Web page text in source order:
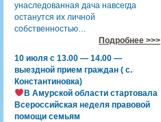
унаследованная дача навсегда
останутся их личной
собственностью…
Подробнее >>>
10 июля с 13.00 — 14.00 —
выездной прием граждан ( с.
Константиновка)
В Амурской области стартовала
Всероссийская неделя правовой
помощи семьям